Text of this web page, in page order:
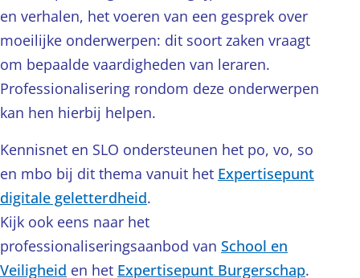
en verhalen, het voeren van een gesprek over
moeilijke onderwerpen: dit soort zaken vraagt
om bepaalde vaardigheden van leraren.
Professionalisering rondom deze onderwerpen
kan hen hierbij helpen.
Kennisnet en SLO ondersteunen het po, vo, so
en mbo bij dit thema vanuit het Expertisepunt
digitale geletterdheid.
Kijk ook eens naar het
professionaliseringsaanbod van School en
Veiligheid en het Expertisepunt Burgerschap.